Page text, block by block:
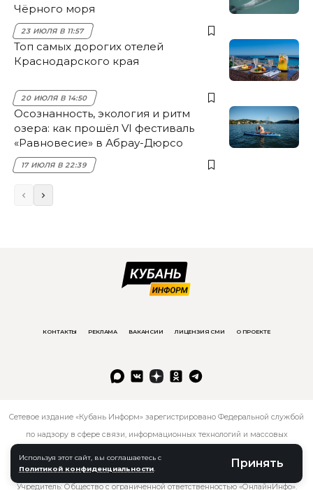
Используя этот сайт, вы соглашаетесь с
Политикой конфиденциальности
Принять
Чёрного моря
23 ИЮЛЯ В 11:57
Топ самых дорогих отелей
Краснодарского края
20 ИЮЛЯ В 14:50
Осознанность, экология и ритм
озера: как прошёл VI фестиваль
«Равновесие» в Абрау-Дюрсо
17 ИЮЛЯ В 22:39
КОНТАКТЫ РЕКЛАМА ВАКАНСИИ ЛИЦЕНЗИЯ СМИ О ПРОЕКТЕ
Сетевое издание «Кубань Информ» зарегистрировано Федеральной службой
по надзору в сфере связи, информационных технологий и массовых
регистрационный номер записи: серия ЭЛ № ФС 77 — 76818.
Учредитель: Общество с ограниченной ответственностью «ОнлайнИнфо».